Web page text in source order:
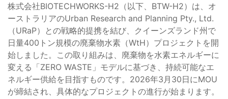
株式会社BIOTECHWORKS-H2（以下、BTW-H2）は、オ
ーストラリアのUrban Research and Planning Pty., Ltd.
（URaP）との戦略的提携を結び、クイーンズランド州で
日量400トン規模の廃棄物水素（WtH）プロジェクトを開
始しました。この取り組みは、廃棄物を水素エネルギーに
変える「ZERO WASTE」モデルに基づき、持続可能なエ
ネルギー供給を目指すものです。2026年3月30日にMOU
が締結され、具体的なプロジェクトの進行が始まります。